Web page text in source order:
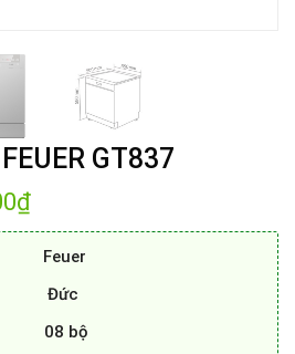
GT837
₫Giá
tại
9.800.000₫.
Feuer
Đức
08 bộ